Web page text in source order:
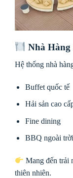
Nhà Hàng
Hệ thống nhà
Buffet quốc tế
Hải sản cao
Fine dining
BBQ ngoài trời
Mang đến trải
thiên nhiên.